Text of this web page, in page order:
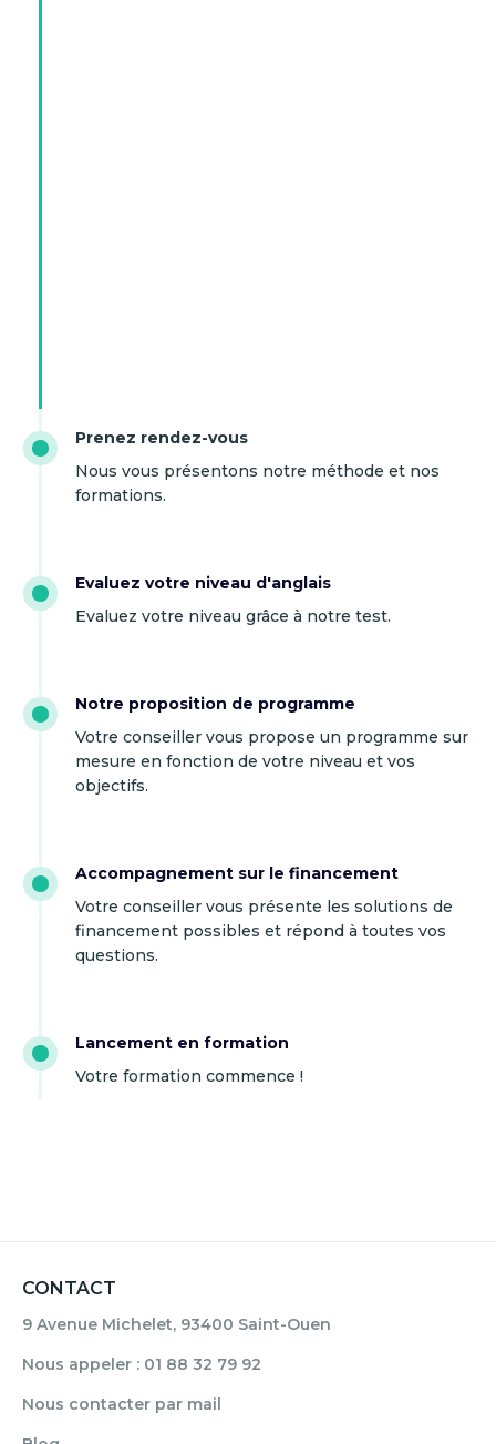
Prenez rendez-vous
Nous vous présentons notre méthode et nos
formations.
Evaluez votre niveau d'anglais
Evaluez votre niveau grâce à notre test.
Notre proposition de programme
Votre conseiller vous propose un programme sur
mesure en fonction de votre niveau et vos
objectifs.
Accompagnement sur le financement
Votre conseiller vous présente les solutions de
financement possibles et répond à toutes vos
questions.
Lancement en formation
Votre formation commence !
CONTACT
9 Avenue Michelet, 93400 Saint-Ouen
Nous appeler : 01 88 32 79 92
Nous contacter par mail